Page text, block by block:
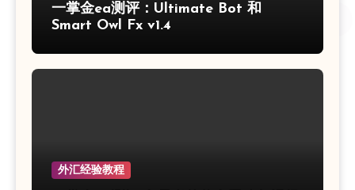
一掌金ea测评：Ultimate Bot 和
Smart Owl Fx v1.4
外汇经验教程